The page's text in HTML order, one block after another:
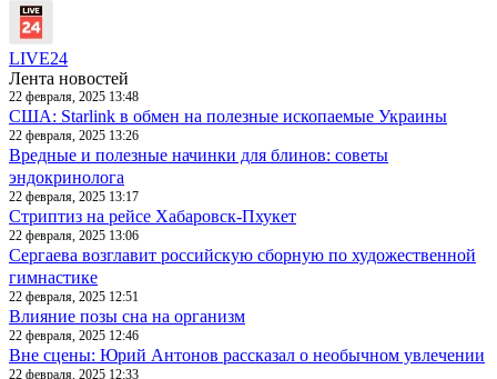
LIVE24
Лента новостей
22 февраля, 2025 13:48
США: Starlink в обмен на полезные ископаемые Украины
22 февраля, 2025 13:26
Вредные и полезные начинки для блинов: советы
эндокринолога
22 февраля, 2025 13:17
Стриптиз на рейсе Хабаровск-Пхукет
22 февраля, 2025 13:06
Сергаева возглавит российскую сборную по художественной
гимнастике
22 февраля, 2025 12:51
Влияние позы сна на организм
22 февраля, 2025 12:46
Вне сцены: Юрий Антонов рассказал о необычном увлечении
22 февраля, 2025 12:33